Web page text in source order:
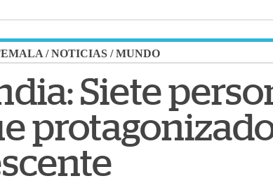
/NOTICIAS /MUNDO
Siete